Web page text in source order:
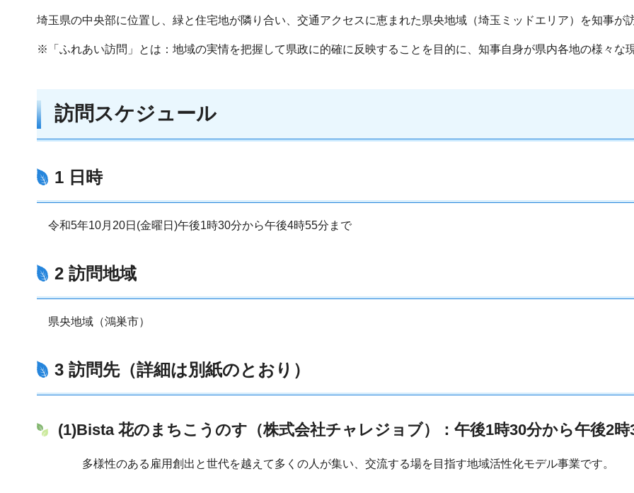
埼玉県の中央部に位置し、緑と住宅地が隣り合い、交通アクセスに恵まれた県央地域（埼玉ミッドエリア）を知事が
※「ふれあい訪問」とは：地域の実情を把握して県政に的確に反映することを目的に、知事自身が県内各地の様々な
訪問スケジュール
1 日時
令和5年10月20日(金曜日)午後1時30分から午後4時55分まで
2 訪問地域
県央地域（鴻巣市）
3 訪問先（詳細は別紙のとおり）
(1)Bista 花のまちこうのす（株式会社チャレジョブ） ：午後1時30分から午後2
多様性のある雇用創出と世代を越えて多くの人が集い、交流する場を目指す地域活性化モデル事業です。